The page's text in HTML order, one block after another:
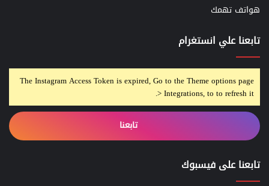
هواتف تهمك
تابعنا علي انستغرام
The Instagram Access Token is expired, Go to the Theme options page
> Integrations, to to refresh it.
تابعنا
تابعنا على فيسبوك